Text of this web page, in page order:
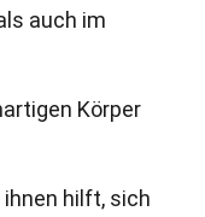
auch im
Körper
hilft, sich